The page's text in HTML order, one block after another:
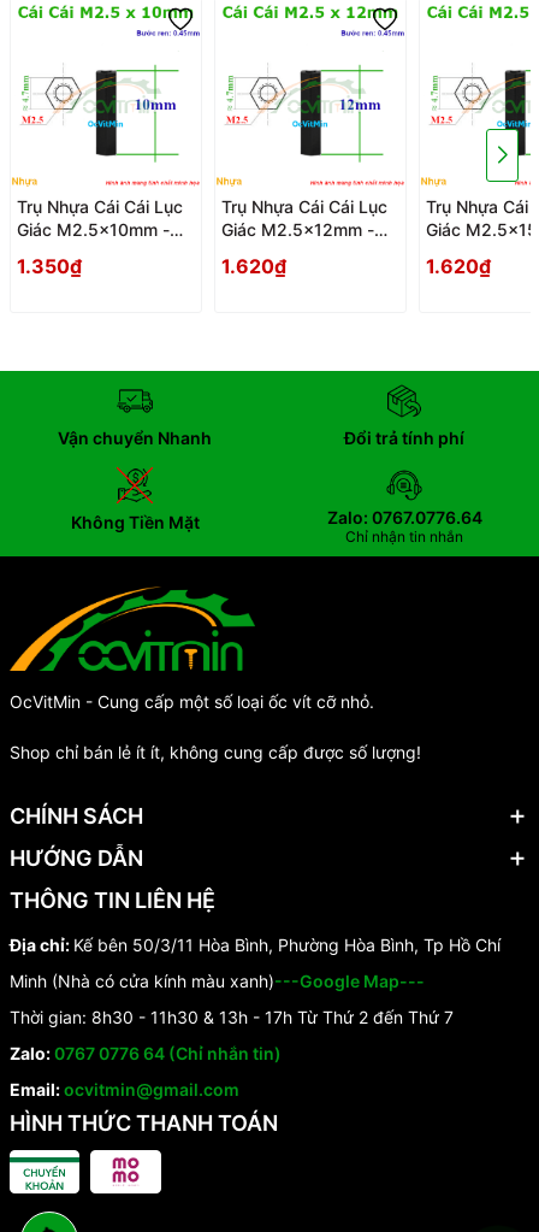
Trụ Nhựa Cái Cái Lục
Giác M2.5x10mm -
Giac
1.350₫
Trụ Nhựa Cái Cái Lục
Giác M2.5x12mm -
Giac
1.620₫
Trụ Nhựa Cái
Giác
Giac
1.620₫
Vận chuyển Nhanh Đổi trả tính phí
Không Tiền Mặt Zalo: 0767.0776.64
Chỉ nhận tin nhắn
OcVitMin - Cung cấp một số loại ốc vít cỡ nhỏ.
Shop chỉ bán lẻ ít ít, không cung cấp được số lượng!
CHÍNH SÁCH
HƯỚNG DẪN
THÔNG TIN LIÊN HỆ
Địa chỉ: Kế bên 50/3/11 Hòa Bình, Phường Hòa Bình, Tp Hồ Chí
Minh (Nhà có cửa kính màu xanh)---Google Map---
Thời gian: 8h30 - 11h30 & 13h - 17h Từ Thứ 2 đến Thứ 7
Zalo:0767 0776 64 (Chỉ nhắn tin)
Email:ocvitmin@gmail.com
HÌNH THỨC THANH TOÁN